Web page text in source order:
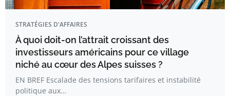
STRATÉGIES D'AFFAIRES
À quoi doit-on l’attrait croissant des
investisseurs américains pour ce village
niché au cœur des Alpes suisses ?
EN BREF Escalade des tensions tarifaires et instabilité
politique aux…